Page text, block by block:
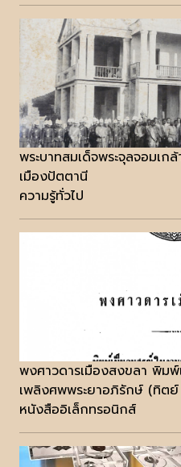
พระบาทสมเด็จพระจุลจอมเก
เมืองปัตตานี
ความรู้ทั่วไป
พงศาวดารเมืองสงขลา พิม
เพลิงศพพระยาอภิรักษ์ (ทิต
หนังสืออิเล็กทรอนิกส์